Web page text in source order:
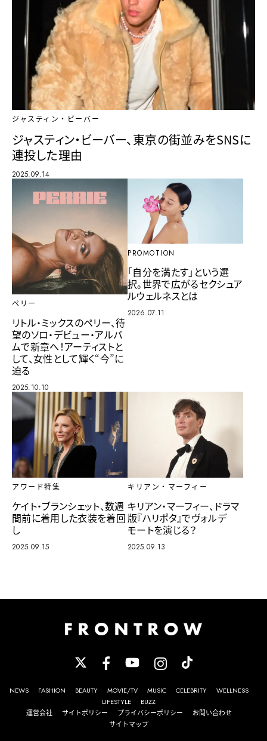
ジャスティン・ビーバー
ジャスティン・ビーバー、東京の街並みをSNSに
連投した理由
2025.09.14
ペリー
リトル・ミックスのペリー、待
望のソロ・デビュー・アルバ
ムで新章へ！アーティストと
して、女性として輝く“今”に
迫る
2025.10.10
PROMOTION
「自分を満たす」という選
択。世界で広がるセクシュア
ルウェルネスとは
2026.07.11
アワード特集
ケイト・ブランシェット、数週
間前に着用した衣装を着回
し
2025.09.15
キリアン・マーフィー
キリアン・マーフィー、ドラマ
版『ハリポタ』でヴォルデ
モートを演じる？
2025.09.13
NEWS FASHION BEAUTY MOVIE/TV MUSIC CELEBRITY
WELLNESS
LIFESTYLE
BUZZ
運営会社
サイトポリシー プライバシーポリシー
お問い合わせ
サイトマップ